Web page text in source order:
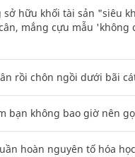
sở hữu khối tài sản "siêu
mắng cựu mẫu 'không
rồi chôn ngồi dưới bãi
bạn không bao giờ nên
hoàn nguyên tố hóa